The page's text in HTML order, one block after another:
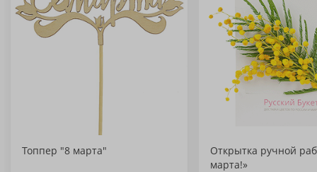
Топпер "8 марта"
Открытка ручной
марта!»